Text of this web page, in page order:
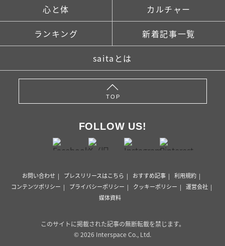
心と体 カルチャー
ランキング 新着記事一覧
saitaとは
TOP
FOLLOW US!
お問い合わせ プレスリリースはこちら おすすめ記事
利用規約
コンテンツポリシー
プライバシーポリシー クッキーポリシー
運営会社
媒体資料
このサイトに掲載された記事の無断転載を禁じます。
© 2026 Interspace Co., Ltd.